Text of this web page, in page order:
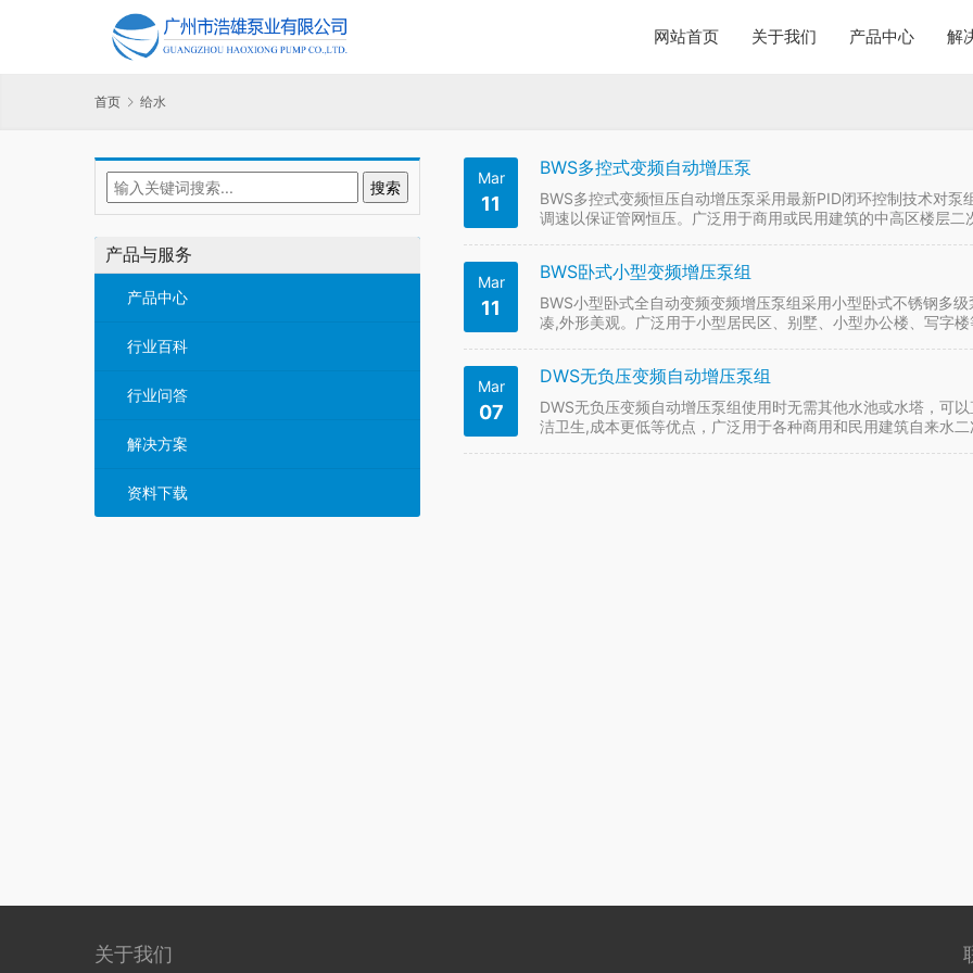
网站首页 关于我们 产品中心 解
首页 给水
产品与服务
产品中心
行业百科
行业问答
解决方案
资料下载
Mar
11
BWS多控式变频自动增压泵
BWS多控式变频恒压自动增压泵采用最新PID闭环控制技术对
调速以保证管网恒压。广泛用于商用或民用建筑的中高区楼层二
Mar
11
BWS卧式小型变频增压泵组
BWS小型卧式全自动变频变频增压泵组采用小型卧式不锈钢多
凑,外形美观。广泛用于小型居民区、别墅、小型办公楼、写字楼
Mar
07
DWS无负压变频自动增压泵组
DWS无负压变频自动增压泵组使用时无需其他水池或水塔，可
洁卫生,成本更低等优点，广泛用于各种商用和民用建筑自来水二
关于我们